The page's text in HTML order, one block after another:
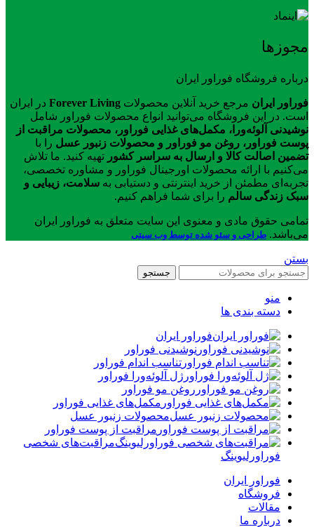
مجوزها
درباره فروشگاه فوراور ایران
فوراور ایران مرجع خرید آنلاین محصولات Forever Living در ایران
است. در این فروشگاه می‌توانید انواع محصولات فوراور شامل
نوشیدنی آلوئه‌ورا، مکمل‌های غذایی فوراور، محصولات مراقبت از
پوست فوراور، روغن مو فوراور و محصولات زنبور عسل را با
تضمین اصالت کالا و ارسال به سراسر کشور تهیه کنید. ما تلاش
می‌کنیم با ارائه محصولات اورجینال فوراور و مشاوره تخصصی،
تجربه‌ای مطمئن از خرید اینترنتی و دستیابی به سلامت، زیبایی و
سبک زندگی سالم را برای شما فراهم کنیم.
تمامی حقوق مادی و معنوی این سایت متعلق به فوراور ایران
می‌باشد. طراحی و سئو شده توسط وب سیتی
بستن
جستجو
منو
دسته بندی ها
فوراور ایران
نوشیدنی فوراور
تناسب اندام فوراور
ژل آلوئه‌ورا فوراور
روغن مو فوراور
مکمل‌های غذایی فوراور
محصولات زنبور عسل
مراقبت از پوست فوراور
مراقبت‌های شخصی
فوراورلیوینگ
فوراور ایران
فروشگاه
مقالات
درباره ما